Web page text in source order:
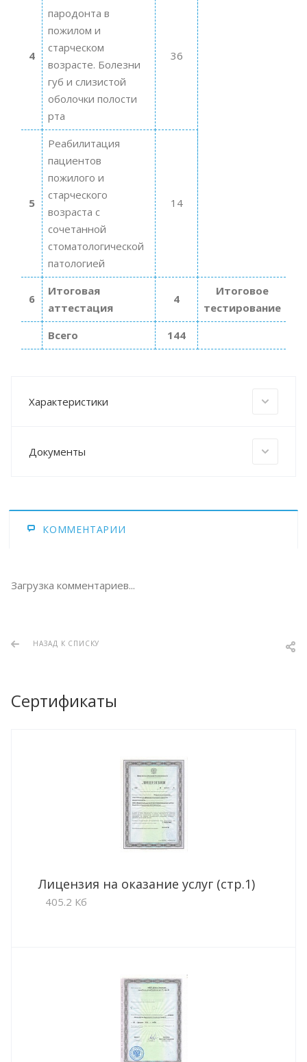
4
пародонта в
пожилом и
старческом
возрасте. Болезни
губ и слизистой
оболочки полости
рта
36
5
Реабилитация
пациентов
пожилого и
старческого
возраста с
сочетанной
стоматологической
патологией
14
6
Итоговая
аттестация
4
Итоговое
тестирование
Всего
144
Характеристики
Документы
КОММЕНТАРИИ
Загрузка комментариев...
НАЗАД К СПИСКУ
Сертификаты
Лицензия на оказание услуг (стр.1)
405.2 Кб